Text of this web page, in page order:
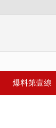
爆料第壹線